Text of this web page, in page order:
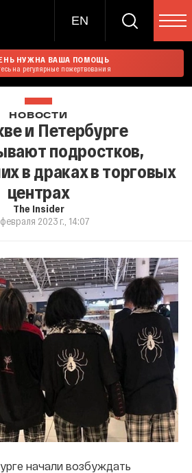
EN
НУЖНА ВАША ПОМОЩЬ
на регулярные пожертвования
НОВОСТИ
и Петербурге
подростков,
в драках в торговых
центрах
The Insider
2023 г., 14:07
начали возбуждать